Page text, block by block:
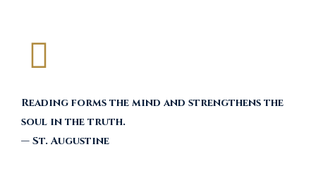
Reading forms the mind and strengthens the
soul in the truth.
— St. Augustine